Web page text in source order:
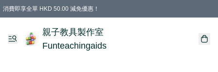
消費即享全單 HKD 50.00 減免優惠！
購物滿 HKD 699.00即享免運費優惠！（適用於 特定的送貨方式 )
凡購物滿HKD 699.00，即享免費禮品
親子教具製作室
Funteachingaids